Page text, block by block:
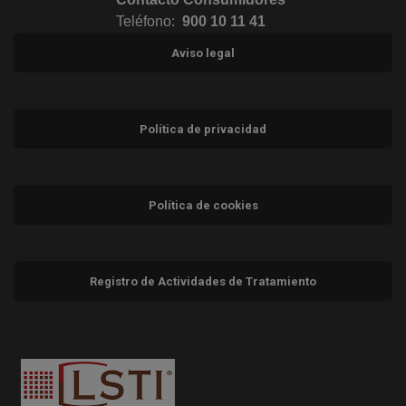
Teléfono: 900 10 11 41
Aviso legal
Política de privacidad
Política de cookies
Registro de Actividades de Tratamiento